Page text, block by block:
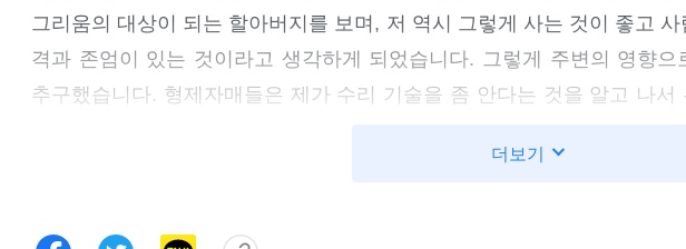
그리움의 대상이 되는 할아버지를 보며, 저 역시 그렇게 사는 것이 좋고
격과 존엄이 있는 것이라고 생각하게 되었습니다. 그렇게 주변의 영향
추구했습니다. 형제자매들은 제가 수리 기술을 좀 안다는 것을 알고 나
것이 좋다고 생각했습니다. 형제자매들이 무슨 문제가 생겨 또 다시 저를
쳐주지 않으면 저에 대한 그들의 신뢰를 저버리는 것이라고 생각했습니
더보기